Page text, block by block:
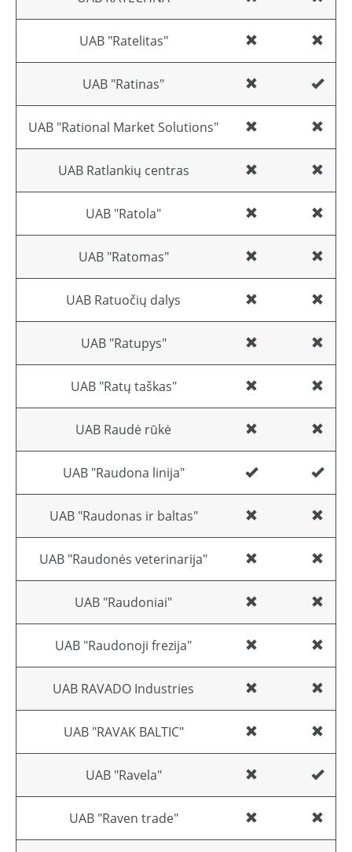
UAB "Ratelitas"
UAB "Ratinas"
UAB "Rational Market Solutions"
UAB Ratlankių centras
UAB "Ratola"
UAB "Ratomas"
UAB Ratuočių dalys
UAB "Ratupys"
UAB "Ratų taškas"
UAB Raudė rūkė
UAB "Raudona linija"
UAB "Raudonas ir baltas"
UAB "Raudonės veterinarija"
UAB "Raudoniai"
UAB "Raudonoji frezija"
UAB RAVADO Industries
UAB "RAVAK BALTIC"
UAB "Ravela"
UAB "Raven trade"